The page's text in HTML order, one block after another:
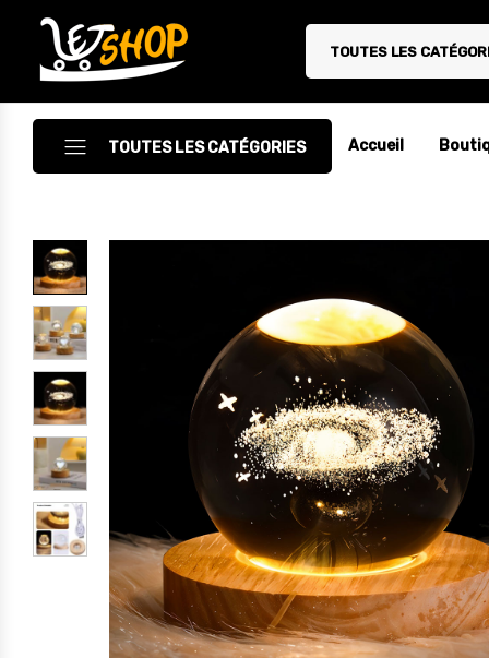
Letshop.dz
TOUTES LES
TOUTES LES CATÉGORIES
Accessoires
Accessoires Auto/Moto
Accessoires PC
Camping & Randonnée
Cuisine
Décoration
Electroménager
Électronique
Jouets
Maison
Maternité
Accueil